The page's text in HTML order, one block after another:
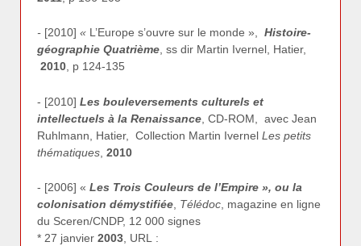
- [2010] « L’Europe s’ouvre sur le monde », Histoire-
géographie Quatrième, ss dir Martin Ivernel, Hatier,
2010, p 124-135
- [2010] Les bouleversements culturels et
intellectuels à la Renaissance , CD-ROM, avec Jean
Ruhlmann, Hatier, Collection Martin Ivernel Les petits
thématiques 2010
- [2006] « Les Trois Couleurs de l’Empire », ou la
colonisation démystifiée, Télédoc, magazine en ligne
du Sceren/CNDP, 12 000 signes
* 27 janvier 2003, URL :